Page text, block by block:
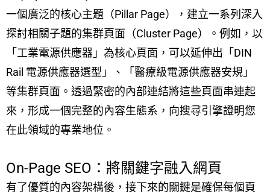
一個廣泛的核心主題（Pillar Page），建立一系列深入
探討相關子題的集群頁面（Cluster Page）。例如，以
「工業電源供應器」為核心頁面，可以延伸出「DIN
Rail 電源供應器選型」、「醫療級電源供應器安規」
等集群頁面。透過緊密的內部連結將這些頁面串連起
來，形成一個完整的內容生態系，向搜尋引擎證明您
在此領域的專業地位。
On-Page SEO：將關鍵字融入網頁
有了優質的內容架構後，接下來的關鍵是確保每個頁